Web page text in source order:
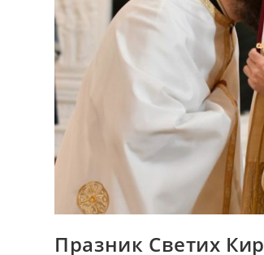
Празник Светих